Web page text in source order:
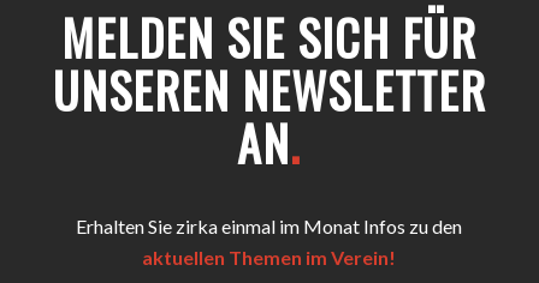
MELDEN SIE SICH FÜR
UNSEREN NEWSLETTER
AN.
Erhalten Sie zirka einmal im Monat Infos zu den
aktuellen Themen im Verein!